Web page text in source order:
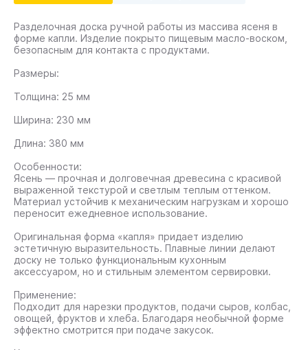
Разделочная доска ручной работы из массива ясеня в
форме капли. Изделие покрыто пищевым масло-воском,
безопасным для контакта с продуктами.
Размеры:
Толщина: 25 мм
Ширина: 230 мм
Длина: 380 мм
Особенности:
Ясень — прочная и долговечная древесина с красивой
выраженной текстурой и светлым теплым оттенком.
Материал устойчив к механическим нагрузкам и хорошо
переносит ежедневное использование.
Оригинальная форма «капля» придает изделию
эстетичную выразительность. Плавные линии делают
доску не только функциональным кухонным
аксессуаром, но и стильным элементом сервировки.
Применение:
Подходит для нарезки продуктов, подачи сыров, колбас,
овощей, фруктов и хлеба. Благодаря необычной форме
эффектно смотрится при подаче закусок.